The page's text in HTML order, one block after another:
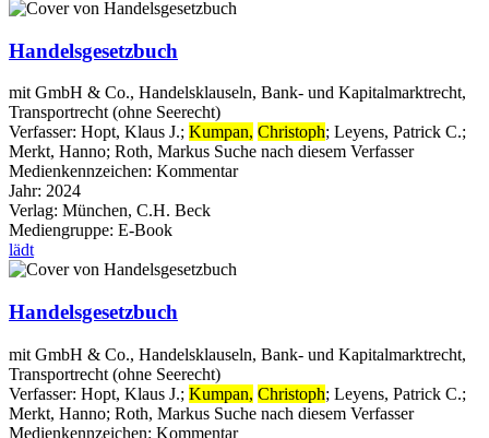
Handelsgesetzbuch
mit GmbH & Co., Handelsklauseln, Bank- und Kapitalmarktrecht,
Transportrecht (ohne Seerecht)
Verfasser: Hopt, Klaus J.; Kumpan, Christoph; Leyens, Patrick C.;
Merkt, Hanno; Roth, Markus Suche nach diesem Verfasser
Medienkennzeichen: Kommentar
Jahr: 2024
Verlag: München, C.H. Beck
Mediengruppe: E-Book
lädt
Handelsgesetzbuch
mit GmbH & Co., Handelsklauseln, Bank- und Kapitalmarktrecht,
Transportrecht (ohne Seerecht)
Verfasser: Hopt, Klaus J.; Kumpan, Christoph; Leyens, Patrick C.;
Merkt, Hanno; Roth, Markus Suche nach diesem Verfasser
Medienkennzeichen: Kommentar